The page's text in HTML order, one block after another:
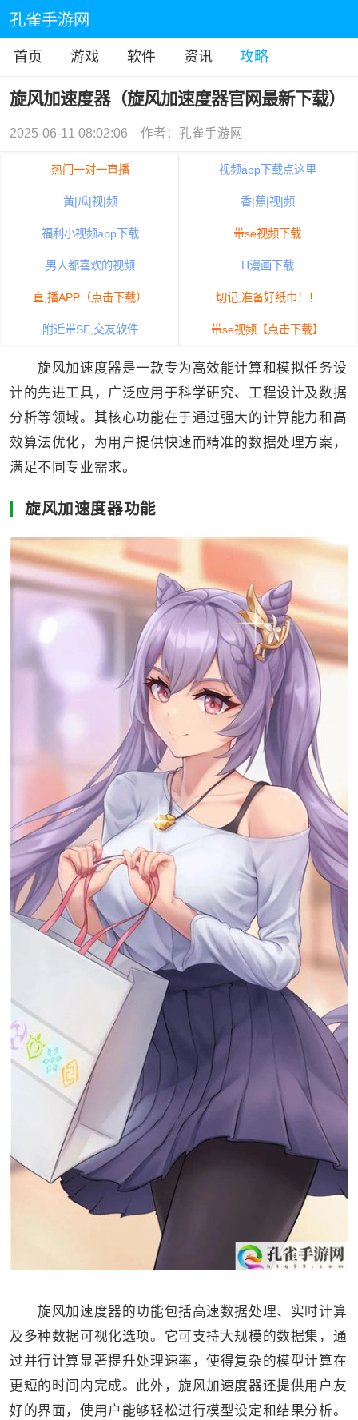
孔雀手游网
首页 游戏 软件 资讯 攻略
旋风加速度器（旋风加速度器官网最新下载）
2025-06-11 08:02:06 作者：孔雀手游网
热门一对一直播 视频app下载点这里
黄|瓜|视|频 香|蕉|视|频
福利小视频app下载 带se视频下载
男人都喜欢的视频 H漫画下载
直,播APP（点击下载） 切记,准备好纸巾！！
附近带SE,交友软件 带se视频【点击下载】
旋风加速度器是一款专为高效能计算和模拟任务设
计的先进工具，广泛应用于科学研究、工程设计及数据
分析等领域。其核心功能在于通过强大的计算能力和高
效算法优化，为用户提供快速而精准的数据处理方案，
满足不同专业需求。
旋风加速度器功能
旋风加速度器的功能包括高速数据处理、实时计算
及多种数据可视化选项。它可支持大规模的数据集，通
过并行计算显著提升处理速率，使得复杂的模型计算在
更短的时间内完成。此外，旋风加速度器还提供用户友
好的界面，使用户能够轻松进行模型设定和结果分析。